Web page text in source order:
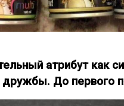
атрибут как
До первого